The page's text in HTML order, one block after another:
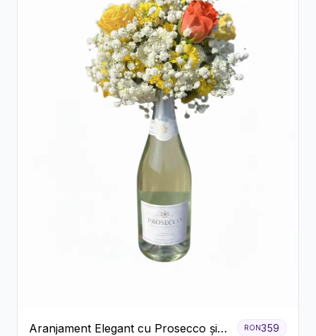
Aranjament Elegant cu Prosecco și
RON359